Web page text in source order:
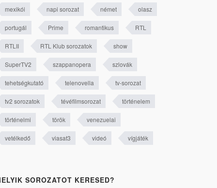
mexikói napi sorozat német olasz
portugál Prime romantikus RTL
RTLII RTL Klub sorozatok show
SuperTV2 szappanopera szlovák
tehetségkutató telenovella tv-sorozat
tv2 sorozatok tévéfilmsorozat történelem
történelmi török venezuelai
vetélkedő viasat3 videó vígjáték
SOROZATOT KERESED?